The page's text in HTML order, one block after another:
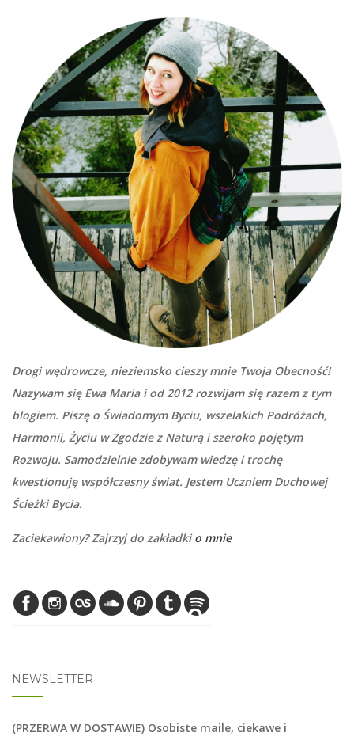
Drogi wędrowcze, nieziemsko cieszy mnie Twoja Obecność!
Nazywam się Ewa Maria i od 2012 rozwijam się razem z tym
blogiem. Piszę o Świadomym Byciu, wszelakich Podróżach,
Harmonii, Życiu w Zgodzie z Naturą i szeroko pojętym
Rozwoju. Samodzielnie zdobywam wiedzę i trochę
kwestionuję współczesny świat. Jestem Uczniem Duchowej
Ścieżki Bycia.
Zaciekawiony? Zajrzyj do zakładkio mnie
NEWSLETTER
(PRZERWA W DOSTAWIE) Osobiste maile, ciekawe i